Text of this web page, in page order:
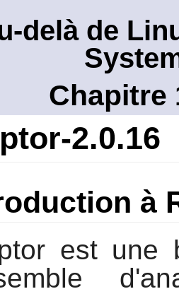
delà de
Chapitre
2.0.16
à
est une